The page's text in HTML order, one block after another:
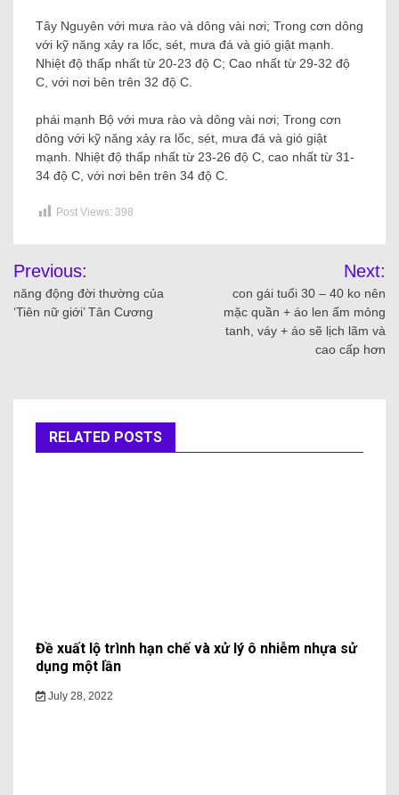
Tây Nguyên với mưa rào và dông vài nơi; Trong cơn dông
với kỹ năng xảy ra lốc, sét, mưa đá và gió giật mạnh.
Nhiệt độ thấp nhất từ ​​20-23 độ C; Cao nhất từ ​​29-32 độ
C, với nơi bên trên 32 độ C.
phái mạnh Bộ với mưa rào và dông vài nơi; Trong cơn
dông với kỹ năng xảy ra lốc, sét, mưa đá và gió giật
mạnh. Nhiệt độ thấp nhất từ ​​23-26 độ C, cao nhất từ ​​31-
34 độ C, với nơi bên trên 34 độ C.
Post Views: 398
Previous:
năng động đời thường của
‘Tiên nữ giới’ Tân Cương
Next:
con gái tuổi 30 – 40 ko nên
mặc quần + áo len ấm mỏng
tanh, váy + áo sẽ lịch lãm và
cao cấp hơn
RELATED POSTS
Đề xuất lộ trình hạn chế và xử lý ô nhiễm nhựa sử
dụng một lần
July 28, 2022